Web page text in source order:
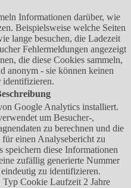
Informationen darüber, wie
Beispielsweise welche Seiten
lange besuchen, die Ladezeit
Fehlermeldungen angezeigt
die diese Cookies sammeln,
anonym - sie können keinen
identifizieren.
Google Analytics installiert.
um Besucher-,
zu berechnen und die
einen Analysebericht zu
speichern diese Informationen
zufällig generierte Nummer
zu identifizieren.
Typ Cookie Laufzeit 2 Jahre